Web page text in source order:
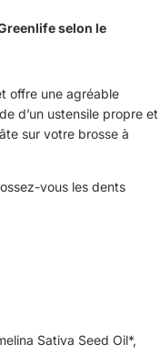
selon le
offre une agréable
d’un ustensile propre et
sur votre brosse à
vous les dents
Sativa Seed Oil*,